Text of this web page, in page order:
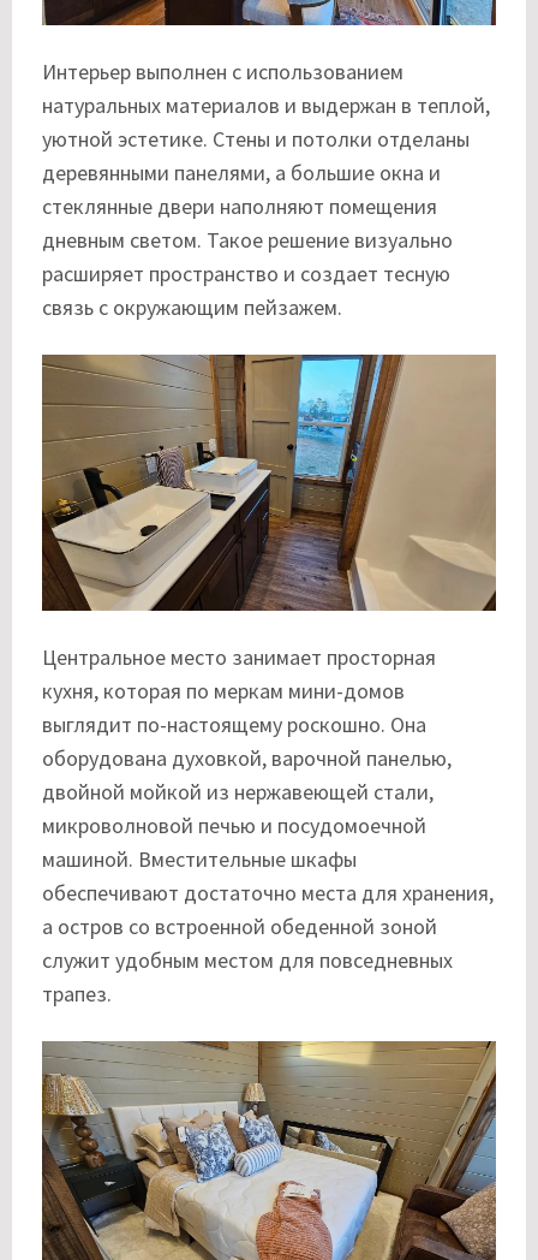
Интерьер выполнен с использованием
натуральных материалов и выдержан в теплой,
уютной эстетике. Стены и потолки отделаны
деревянными панелями, а большие окна и
стеклянные двери наполняют помещения
дневным светом. Такое решение визуально
расширяет пространство и создает тесную
связь с окружающим пейзажем.
Центральное место занимает просторная
кухня, которая по меркам мини-домов
выглядит по-настоящему роскошно. Она
оборудована духовкой, варочной панелью,
двойной мойкой из нержавеющей стали,
микроволновой печью и посудомоечной
машиной. Вместительные шкафы
обеспечивают достаточно места для хранения,
а остров со встроенной обеденной зоной
служит удобным местом для повседневных
трапез.